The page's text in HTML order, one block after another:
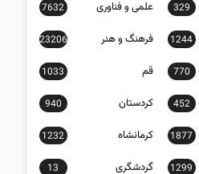
329 علمی و فناوری 7632
1244 فرهنگ و هنر 23206
770 قم 1033
452 کردستان 940
1877 کرمانشاه 1232
1299 گردشگری 13